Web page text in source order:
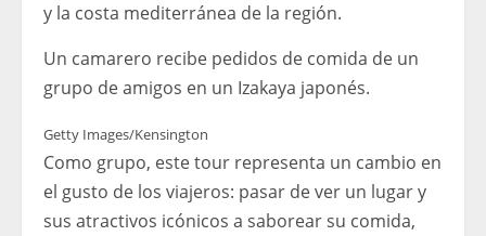
y la costa mediterránea de la región.
Un camarero recibe pedidos de comida de un
grupo de amigos en un Izakaya japonés.
Getty Images/Kensington
Como grupo, este tour representa un cambio en
el gusto de los viajeros: pasar de ver un lugar y
sus atractivos icónicos a saborear su comida,